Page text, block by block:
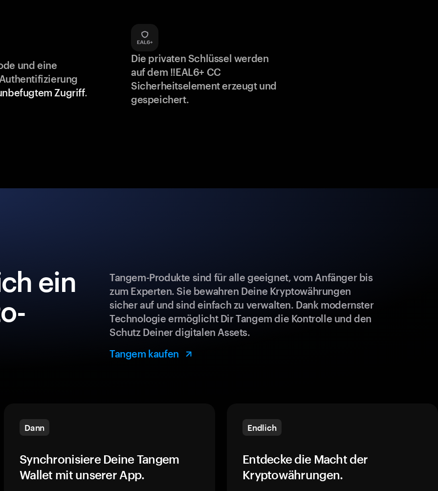
und eine
Zugriff.
Die privaten Schlüssel werden
auf dem !!EAL6+ CC
Sicherheitselement erzeugt und
gespeichert.
ein
Tangem-Produkte sind für alle geeignet, vom Anfänger bis
zum Experten. Sie bewahren Deine Kryptowährungen
sicher auf und sind einfach zu verwalten. Dank modernster
Technologie ermöglicht Dir Tangem die Kontrolle und den
Schutz Deiner digitalen Assets.
Tangem kaufen
Dann
Synchronisiere Deine Tangem
Wallet mit unserer App.
Endlich
Entdecke die Macht der
Kryptowährungen.